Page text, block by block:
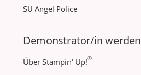
SU Angel Police
Demonstrator/in werden
Über Stampin‘ Up!®